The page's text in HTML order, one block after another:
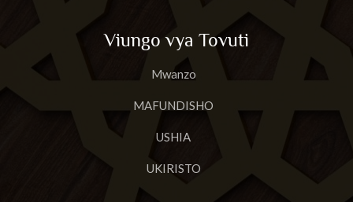
Viungo vya Tovuti
Mwanzo
MAFUNDISHO
USHIA
UKIRISTO